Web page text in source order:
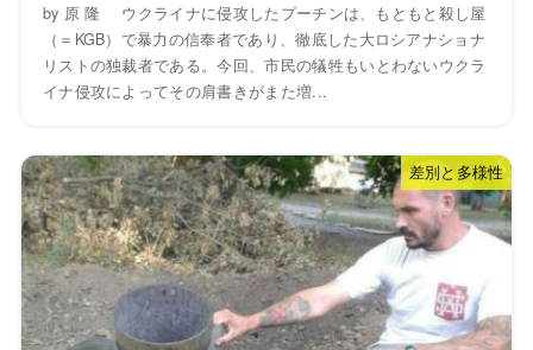
by 原 隆 ウクライナに侵攻したプーチンは、もともと殺し屋
（＝KGB）で暴力の信奉者であり、徹底した大ロシアナショナ
リストの独裁者である。今回、市民の犠牲もいとわないウクラ
イナ侵攻によってその肩書きがまた増...
差別と多様性